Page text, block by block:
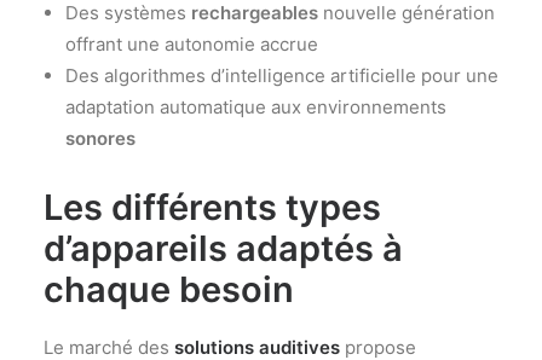
Des systèmes rechargeables nouvelle génération
offrant une autonomie accrue
Des algorithmes d’intelligence artificielle pour une
adaptation automatique aux environnements
sonores
Les différents types
d’appareils adaptés à
chaque besoin
Le marché des solutions auditives propose